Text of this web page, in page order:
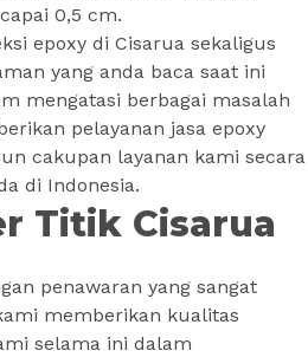
0,5 cm.
epoxy di Cisarua sekaligus
yang anda baca saat ini
mengatasi berbagai masalah
pelayanan jasa epoxy
cakupan layanan kami secara
di Indonesia.
Titik Cisarua
penawaran yang sangat
memberikan kualitas
selama ini dalam